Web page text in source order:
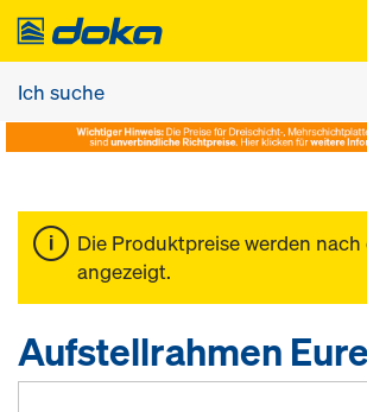
Die Produktpreise werden nach
angezeigt.
Aufstellrahmen